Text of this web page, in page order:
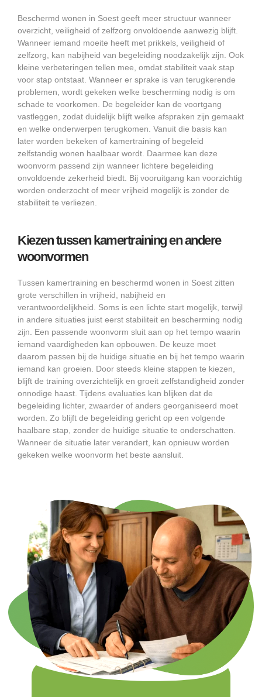
Beschermd wonen in Soest geeft meer structuur wanneer
overzicht, veiligheid of zelfzorg onvoldoende aanwezig blijft.
Wanneer iemand moeite heeft met prikkels, veiligheid of
zelfzorg, kan nabijheid van begeleiding noodzakelijk zijn. Ook
kleine verbeteringen tellen mee, omdat stabiliteit vaak stap
voor stap ontstaat. Wanneer er sprake is van terugkerende
problemen, wordt gekeken welke bescherming nodig is om
schade te voorkomen. De begeleider kan de voortgang
vastleggen, zodat duidelijk blijft welke afspraken zijn gemaakt
en welke onderwerpen terugkomen. Vanuit die basis kan
later worden bekeken of kamertraining of begeleid
zelfstandig wonen haalbaar wordt. Daarmee kan deze
woonvorm passend zijn wanneer lichtere begeleiding
onvoldoende zekerheid biedt. Bij vooruitgang kan voorzichtig
worden onderzocht of meer vrijheid mogelijk is zonder de
stabiliteit te verliezen.
Kiezen tussen kamertraining en andere
woonvormen
Tussen kamertraining en beschermd wonen in Soest zitten
grote verschillen in vrijheid, nabijheid en
verantwoordelijkheid. Soms is een lichte start mogelijk, terwijl
in andere situaties juist eerst stabiliteit en bescherming nodig
zijn. Een passende woonvorm sluit aan op het tempo waarin
iemand vaardigheden kan opbouwen. De keuze moet
daarom passen bij de huidige situatie en bij het tempo waarin
iemand kan groeien. Door steeds kleine stappen te kiezen,
blijft de training overzichtelijk en groeit zelfstandigheid zonder
onnodige haast. Tijdens evaluaties kan blijken dat de
begeleiding lichter, zwaarder of anders georganiseerd moet
worden. Zo blijft de begeleiding gericht op een volgende
haalbare stap, zonder de huidige situatie te onderschatten.
Wanneer de situatie later verandert, kan opnieuw worden
gekeken welke woonvorm het beste aansluit.